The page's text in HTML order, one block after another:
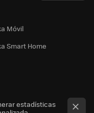
Móvil
Smart Home
estadísticas